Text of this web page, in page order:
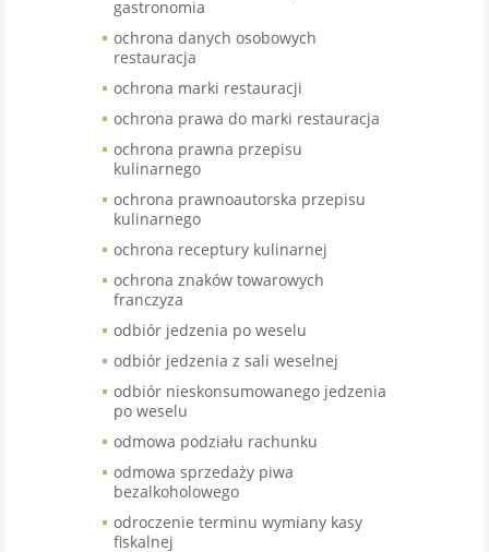
gastronomia
ochrona danych osobowych
restauracja
ochrona marki restauracji
ochrona prawa do marki restauracja
ochrona prawna przepisu
kulinarnego
ochrona prawnoautorska przepisu
kulinarnego
ochrona receptury kulinarnej
ochrona znaków towarowych
franczyza
odbiór jedzenia po weselu
odbiór jedzenia z sali weselnej
odbiór nieskonsumowanego jedzenia
po weselu
odmowa podziału rachunku
odmowa sprzedaży piwa
bezalkoholowego
odroczenie terminu wymiany kasy
fiskalnej